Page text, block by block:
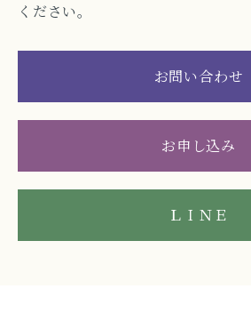
ください。
お問い合わせ
お申し込み
ＬＩＮＥ